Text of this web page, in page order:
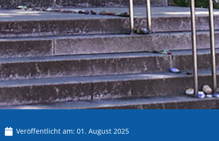
Veröffentlicht am: 01. August 2025